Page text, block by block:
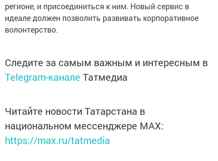
регионе, и присоединиться к ним. Новый сервис в
идеале должен позволить развивать корпоративное
волонтерство.
Следите за самым важным и интересным в
Telegram-канале Татмедиа
Читайте новости Татарстана в
национальном мессенджере MАХ:
https://max.ru/tatmedia